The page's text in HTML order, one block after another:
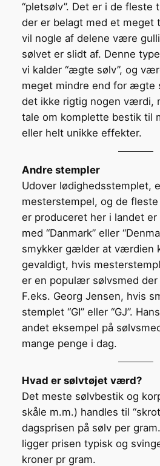
“pletsølv”. Det er i de
der er belagt med et meget
vil nogle af delene være
sølvet er slidt af. Denne
vi kalder “ægte sølv”, og
meget mindre end for ægte
det ikke rigtig nogen værdi,
tale om komplette bestik til
eller helt unikke effekter.
Andre stempler
Udover lødighedsstemplet,
mesterstempel, og de
er produceret her i landet
med “Danmark” eller
smykker gælder at værdien
gevaldigt, hvis
er en populær sølvsmed der
F.eks. Georg Jensen, hvis
stemplet “GI” eller “GJ”.
andet eksempel på
mange penge i dag.
Hvad er sølvtøjet værd?
Det meste sølvbestik og
skåle m.m.) handles til
dagsprisen på sølv per
ligger prisen typisk og
kroner pr gram.